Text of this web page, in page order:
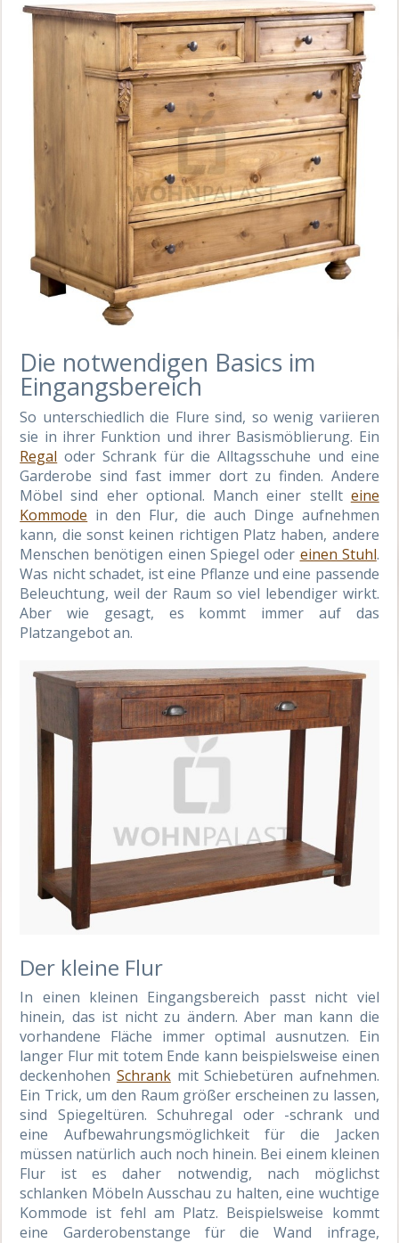
Die notwendigen Basics im
Eingangsbereich
So unterschiedlich die Flure sind, so wenig variieren
sie in ihrer Funktion und ihrer Basismöblierung. Ein
Regal oder Schrank für die Alltagsschuhe und eine
Garderobe sind fast immer dort zu finden. Andere
Möbel sind eher optional. Manch einer stellt eine
Kommode in den Flur, die auch Dinge aufnehmen
kann, die sonst keinen richtigen Platz haben, andere
Menschen benötigen einen Spiegel oder einen Stuhl.
Was nicht schadet, ist eine Pflanze und eine passende
Beleuchtung, weil der Raum so viel lebendiger wirkt.
Aber wie gesagt, es kommt immer auf das
Platzangebot an.
Der kleine Flur
In einen kleinen Eingangsbereich passt nicht viel
hinein, das ist nicht zu ändern. Aber man kann die
vorhandene Fläche immer optimal ausnutzen. Ein
langer Flur mit totem Ende kann beispielsweise einen
deckenhohen Schrankmit Schiebetüren aufnehmen.
Ein Trick, um den Raum größer erscheinen zu lassen,
sind Spiegeltüren. Schuhregal oder -schrank und
eine Aufbewahrungsmöglichkeitfür die Jacken
müssen natürlich auch noch hinein. Bei einem kleinen
Flur ist es daher notwendig, nach möglichst
schlanken Möbeln Ausschau zu halten, eine wuchtige
Kommode ist fehl am Platz. Beispielsweise kommt
eine Garderobenstange für die Wand infrage,